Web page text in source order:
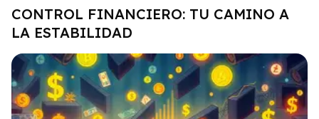
CONTROL FINANCIERO: TU CAMINO A
LA ESTABILIDAD